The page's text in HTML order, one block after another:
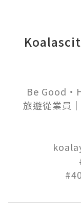
Be
旅遊從業員